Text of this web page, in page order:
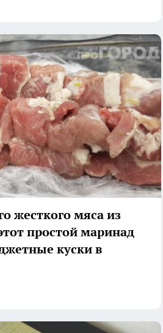
жесткого мяса из
простой маринад
куски в